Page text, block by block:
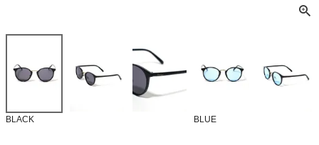
BLACK BLUE